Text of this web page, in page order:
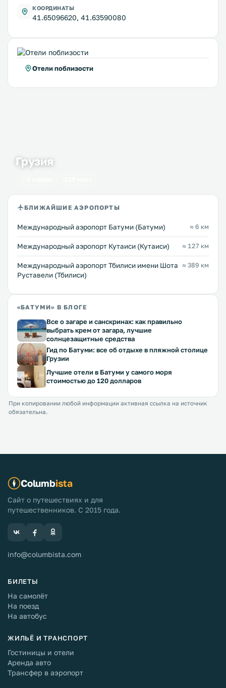
КООРДИНАТЫ
41.65096620, 41.63590080
Отели поблизости
Грузия
БЛИЖАЙШИЕ АЭРОПОРТЫ
Международный аэропорт Батуми (Батуми) ≈ 6 км
Международный аэропорт Кутаиси (Кутаиси) ≈ 127 км
Международный аэропорт Тбилиси имени Шота
Руставели (Тбилиси)
≈ 389 км
«БАТУМИ» В БЛОГЕ
Все о загаре и санскринах: как правильно
выбрать крем от загара, лучшие
солнцезащитные средства
Гид по Батуми: все об отдыхе в пляжной столице
Грузии
Лучшие отели в Батуми у самого моря
стоимостью до 120 долларов
При копировании любой информации активная ссылка на источник
обязательна.
Columbista
Сайт о путешествиях и для
путешественников. С 2015 года.
info@columbista.com
БИЛЕТЫ
На самолёт
На поезд
На автобус
ЖИЛЬЁ И ТРАНСПОРТ
Гостиницы и отели
Аренда авто
Трансфер в аэропорт